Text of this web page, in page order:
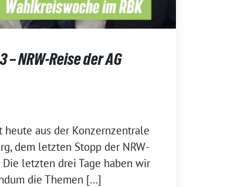
NRW-Reise der AG
aus der Konzernzentrale
dem letzten Stopp der NRW-
Die letzten drei Tage haben wir
die Themen […]